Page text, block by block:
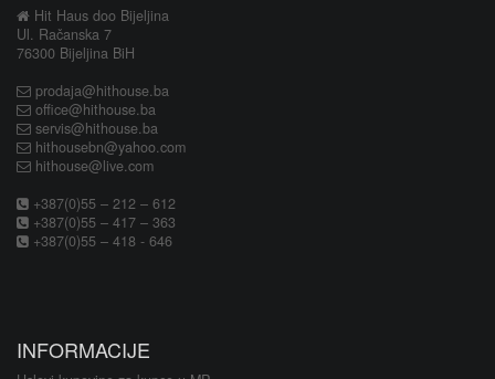
Hit Haus doo Bijeljina
Ul. Račanska 7
76300 Bijeljina BiH
prodaja@hithouse.ba
office@hithouse.ba
servis@hithouse.ba
hithousebn@yahoo.com
hithouse@live.com
+387(0)55 – 212 – 612
+387(0)55 – 417 – 363
+387(0)55 – 418 - 646
INFORMACIJE